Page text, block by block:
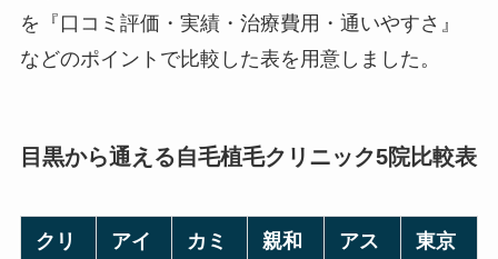
を『口コミ評価・実績・治療費用・通いやすさ』
などのポイントで比較した表を用意しました。
目黒から通える自毛植毛クリニック5院比較表
クリ
アイ
カミ
親和
アス
東京